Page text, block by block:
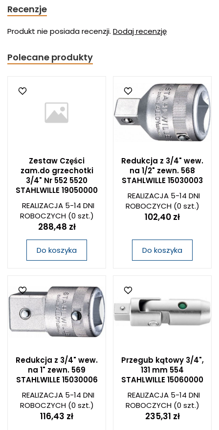
Recenzje
Produkt nie posiada recenzji. Dodaj recenzję
Polecane produkty
Zestaw Części
zam.do grzechotki
3/4" Nr 552 5520
STAHLWILLE 19050000
REALIZACJA 5-14 DNI
ROBOCZYCH(0 szt.)
288,48 zł
Do koszyka
Redukcja z 3/4" wew.
na 1/2" zewn. 568
STAHLWILLE 15030003
REALIZACJA 5-14 DNI
ROBOCZYCH(0 szt.)
102,40 zł
Do koszyka
Redukcja z 3/4" wew.
na 1" zewn. 569
STAHLWILLE 15030006
REALIZACJA 5-14 DNI
ROBOCZYCH(0 szt.)
116,43 zł
Przegub kątowy 3/4",
131 mm 554
STAHLWILLE 15060000
REALIZACJA 5-14 DNI
ROBOCZYCH(0 szt.)
235,31 zł